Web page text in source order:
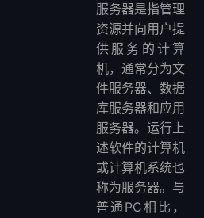
LightNode VPS的优势
常见问题
什么是KVM？
服务器是指管理
资源并向用户提
供服务的计算
机，通常分为文
件服务器、数据
库服务器和应用
服务器。运行上
述软件的计算机
或计算机系统也
称为服务器。与
普通PC相比，